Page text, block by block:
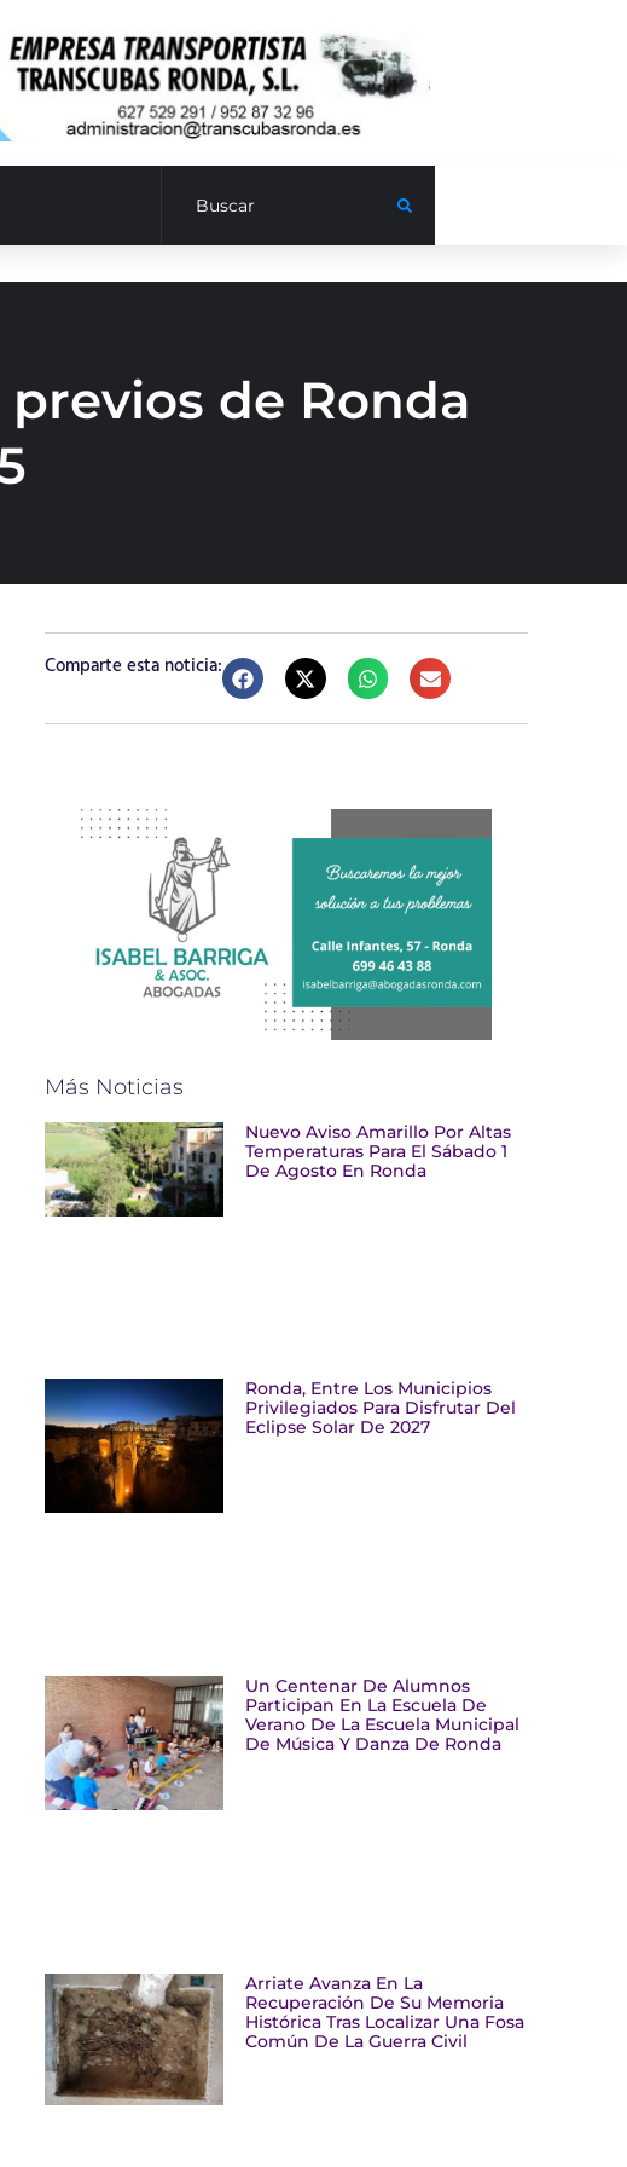
de Ronda
Comparte esta noticia:
Más Noticias
Nuevo Aviso Amarillo Por Altas
Temperaturas Para El Sábado 1
De Agosto En Ronda
Ronda, Entre Los Municipios
Privilegiados Para Disfrutar Del
Eclipse Solar De 2027
Un Centenar De Alumnos
Participan En La Escuela De
Verano De La Escuela Municipal
De Música Y Danza De Ronda
Arriate Avanza En La
Recuperación De Su Memoria
Histórica Tras Localizar Una Fosa
Común De La Guerra Civil